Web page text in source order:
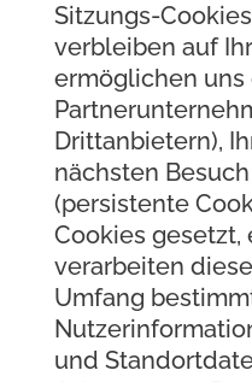
Sitzungs-
verbleiben auf
ermöglichen uns
Drittanbietern),
nächsten
(persistente
Cookies gesetzt,
verarbeiten
Umfang
und